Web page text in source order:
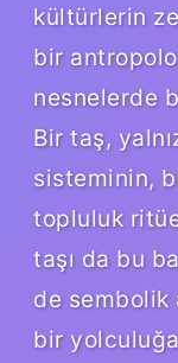
kültürlerin
bir
nesnelerde
Bir taş,
sisteminin,
topluluk
taşı da bu
de sembolik
bir